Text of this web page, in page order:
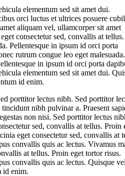
elementum sed sit amet dui.
orci luctus et ultrices posuere
aliquam vel, ullamcorper sit amet
consectetur sed, convallis at tellus.
Pellentesque in ipsum id orci porta
rutrum congue leo eget malesuada.
in ipsum id orci porta
elementum sed sit amet dui.
id enim.
porttitor lectus nibh. Sed porttitor
nibh pulvinar a. Praesent
non nisi. Sed porttitor lectus
sed, convallis at tellus. Proin
eget consectetur sed, convallis at
convallis quis ac lectus. Vivamus
at tellus. Proin eget tortor risus.
convallis quis ac lectus. Quisque
id enim.